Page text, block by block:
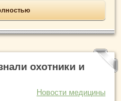
охотники и
Новости медицины